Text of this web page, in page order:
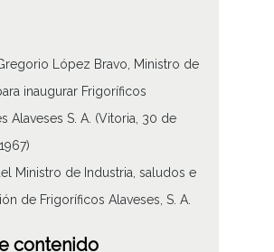
López Bravo, Ministro de
inaugurar Frigoríficos
Alaveses S. A. (Vitoria, 30 de
Ministro de Industria, saludos e
de Frigoríficos Alaveses, S. A.
contenido